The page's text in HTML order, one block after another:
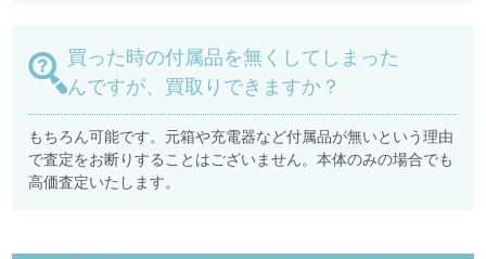
買った時の付属品を無くしてしまった
んですが、買取りできますか？
もちろん可能です。元箱や充電器など付属品が無いという理由
で査定をお断りすることはございません。本体のみの場合でも
高価査定いたします。